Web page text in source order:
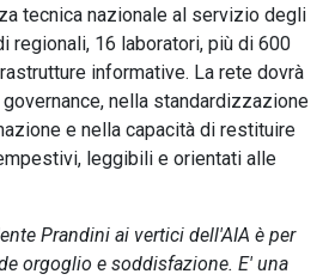
tecnica nazionale al servizio degli
regionali, 16 laboratori, più di 600
informative. La rete dovrà
nella standardizzazione
e nella capacità di restituire
leggibili e orientati alle
Prandini ai vertici dell'AIA è per
orgoglio e soddisfazione. E' una